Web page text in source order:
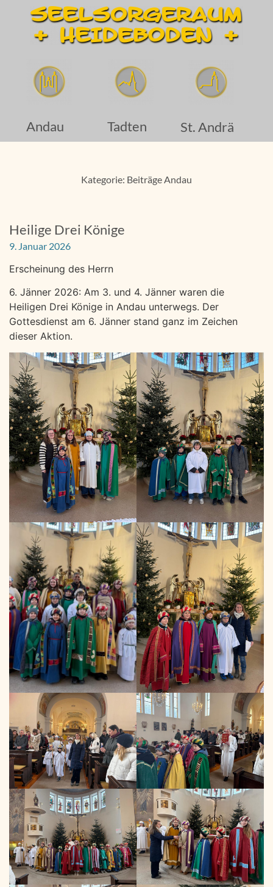
Andau Tadten St. Andrä
Kategorie: Beiträge Andau
Heilige Drei Könige
9. Januar 2026
Erscheinung des Herrn
6. Jänner 2026: Am 3. und 4. Jänner waren die
Heiligen Drei Könige in Andau unterwegs. Der
Gottesdienst am 6. Jänner stand ganz im Zeichen
dieser Aktion.